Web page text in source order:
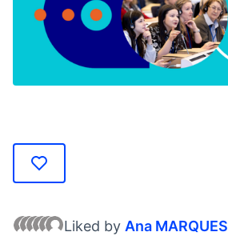
Liked by Ana MARQUES